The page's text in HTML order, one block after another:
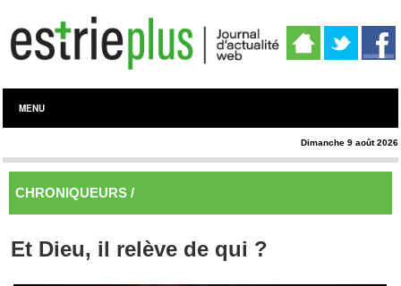
MENU
Dimanche 9 août 2026
CHRONIQUEURS /
Et Dieu, il relève de qui ?